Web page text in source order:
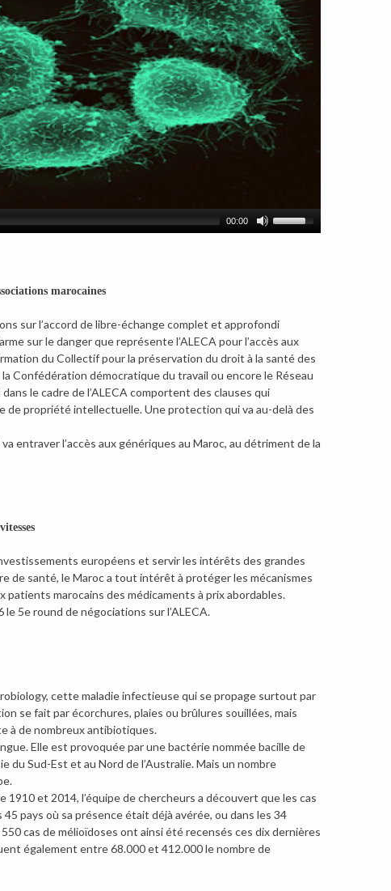
00:00
marocaines
sur l’accord de libre-échange complet et approfondi
sur le danger que représente l’ALECA pour l’accès aux
du Collectif pour la préservation du droit à la santé des
Confédération démocratique du travail ou encore le Réseau
le cadre de l’ALECA comportent des clauses qui
propriété intellectuelle. Une protection qui va au-delà des
entraver l’accès aux génériques au Maroc, au détriment de la
européens et servir les intérêts des grandes
de santé, le Maroc a tout intérêt à protéger les mécanismes
marocains des médicaments à prix abordables.
5e round de négociations sur l’ALECA.
cette maladie infectieuse qui se propage surtout par
se fait par écorchures, plaies ou brûlures souillées, mais
à de nombreux antibiotiques.
Elle est provoquée par une bactérie nommée bacille de
du Sud-Est et au Nord de l’Australie. Mais un nombre
et 2014, l’équipe de chercheurs a découvert que les cas
pays où sa présence était déjà avérée, ou dans les 34
cas de mélioïdoses ont ainsi été recensés ces dix dernières
également entre 68.000 et 412.000 le nombre de